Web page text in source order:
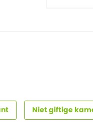
Niet giftige